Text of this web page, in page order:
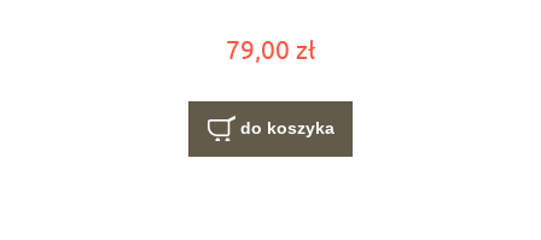
79,00 zł
do koszyka